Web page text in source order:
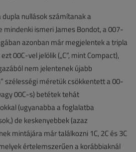
nullások számítanak a
mindenki ismeri James Bondot, a 007-
azonban már megjelentek a tripla
00C-vel jelölik („C”, mint Compact),
nem jelentenek újabb
szélességi méretük csökkentett a 00-
00C-s) betétek tehát
(ugyanabba a foglalatba
de keskenyebbek (azaz
mintájára már találkozni 1C, 2C és 3C
értelemszerűen a korábbiaknál